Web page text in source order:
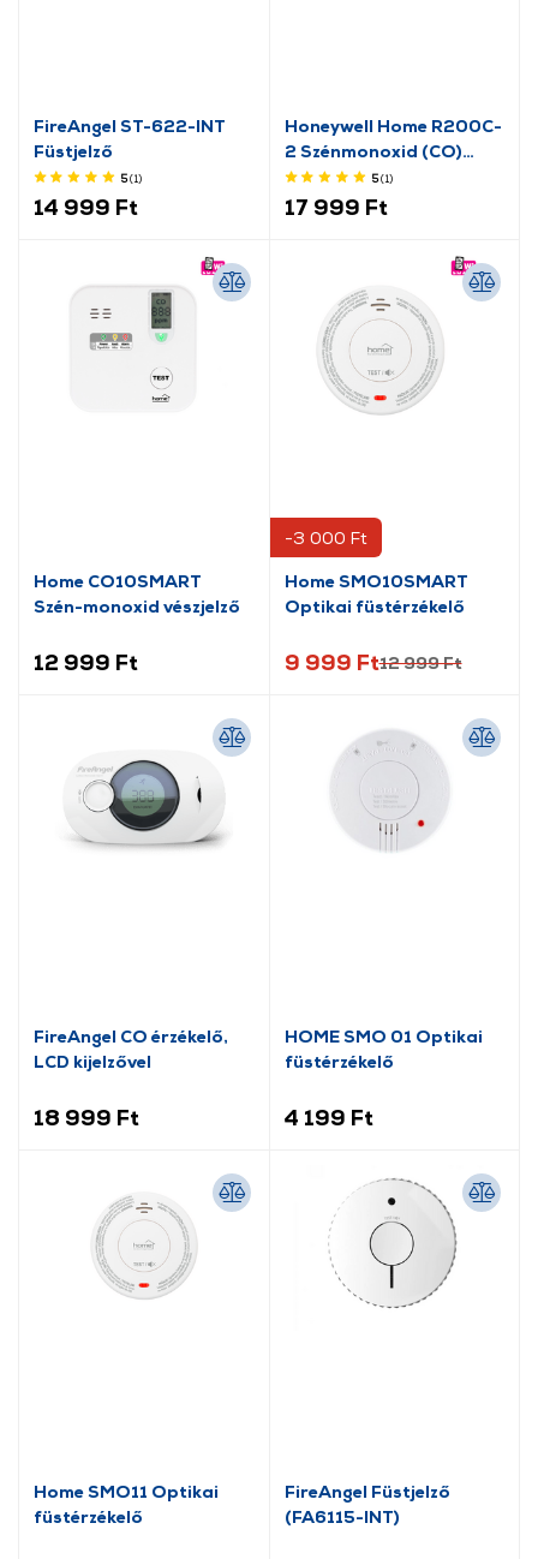
FireAngel ST-622-INT
Füstjelző
5(1)
14 999 Ft
Honeywell Home R200C-
2 Szénmonoxid (CO)
vészjelző
5(1)
17 999 Ft
Home CO10SMART
Szén-monoxid vészjelző
12 999 Ft
-3 000 Ft
Home SMO10SMART
Optikai füstérzékelő
9 999 Ft12 999 Ft
FireAngel CO érzékelő,
LCD kijelzővel
18 999 Ft
HOME SMO 01 Optikai
füstérzékelő
4 199 Ft
Home SMO11 Optikai
füstérzékelő
FireAngel Füstjelző
(FA6115-INT)